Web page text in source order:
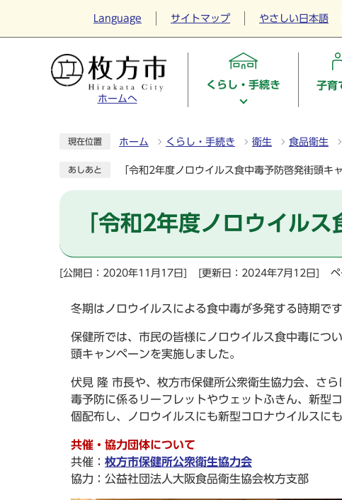
Language サイトマップ やさしい日本語
ホームへ
くらし・手続き 子育
現在位置 ホーム くらし・手続き 衛生 食品衛生
あしあと 「令和2年度ノロウイルス食中毒予防啓発街頭キ
「令和2年度ノロウイル
[公開日：2020年11月17日] [更新日：2024年7月12日]
冬期はノロウイルスによる食中毒が多発する時期です
保健所では、市民の皆様にノロウイルス食中毒に
頭キャンペーンを実施しました。
伏見 隆 市長や、枚方市保健所公衆衛生協力会、さ
毒予防に係るリーフレットやウェットふきん、新型
個配布し、ノロウイルスにも新型コロナウイルスに
共催・協力団体について
共催： 枚方市保健所公衆衛生協力会
協力：公益社団法人大阪食品衛生協会枚方支部